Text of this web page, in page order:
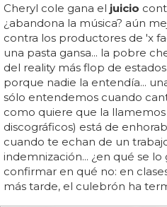
Cheryl cole gana el juicio
¿abandona la música? aún
contra los productores de 'x
una pasta gansa... la pobre
del reality más flop de
porque nadie la entendía...
sólo entendemos cuando
como quiere que la llamemos
discográficos) está de
cuando te echan de un
indemnización... ¿en qué se
confirmar en qué no: en
más tarde, el culebrón ha